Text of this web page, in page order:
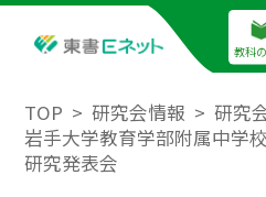
教科
TOP 研究会情報
研究
岩手大学教育学部附属中学
研究発表会